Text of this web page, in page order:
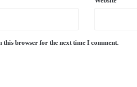
this browser for the next time I comment.